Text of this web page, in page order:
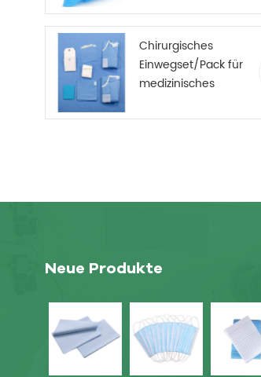
Überschuhe Vlies
Chirurgisches
Einwegset/Pack für
medizinisches
Neue Produkte